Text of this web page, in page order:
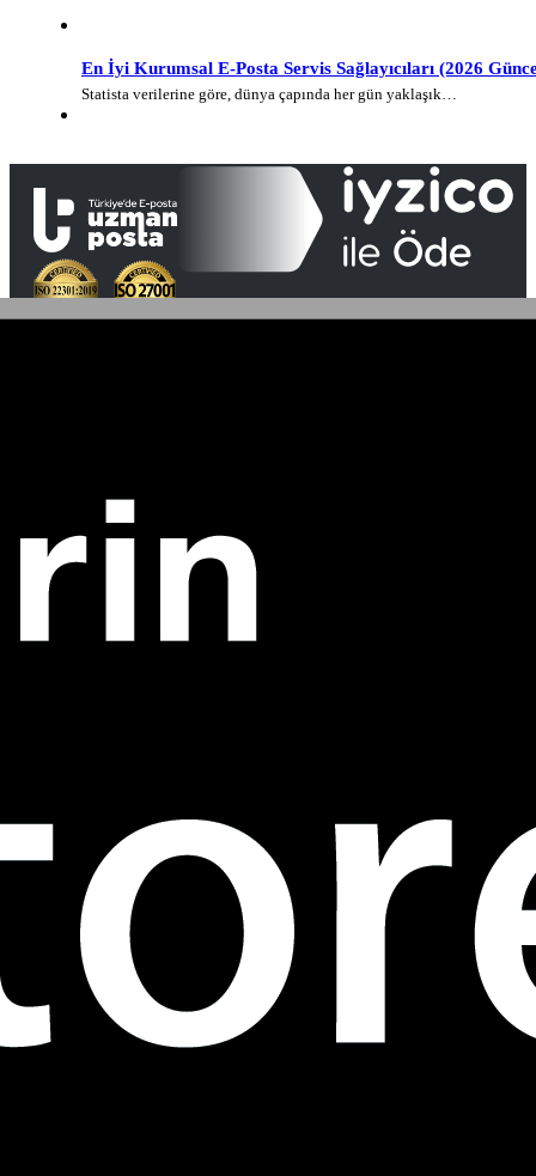
En İyi Kurumsal E-Posta Servis Sağlayıcıları (2026
Statista verilerine göre, dünya çapında her gün yaklaşık…